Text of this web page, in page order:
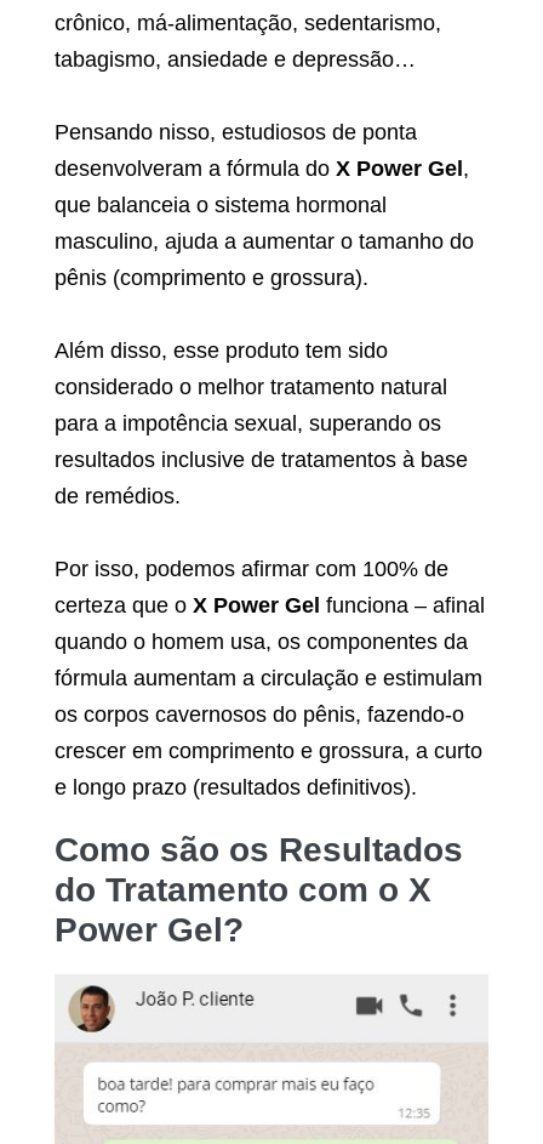
crônico, má-alimentação, sedentarismo,
tabagismo, ansiedade e depressão…
Pensando nisso, estudiosos de ponta
desenvolveram a fórmula do X Power Gel ,
que balanceia o sistema hormonal
masculino, ajuda a aumentar o tamanho do
pênis (comprimento e grossura).
Além disso, esse produto tem sido
considerado o melhor tratamento natural
para a impotência sexual, superando os
resultados inclusive de tratamentos à base
de remédios.
Por isso, podemos afirmar com 100% de
certeza que o X Power Gel funciona – afinal
quando o homem usa, os componentes da
fórmula aumentam a circulação e estimulam
os corpos cavernosos do pênis, fazendo-o
crescer em comprimento e grossura, a curto
e longo prazo (resultados definitivos).
Como são os Resultados
do Tratamento com o X
Power Gel?